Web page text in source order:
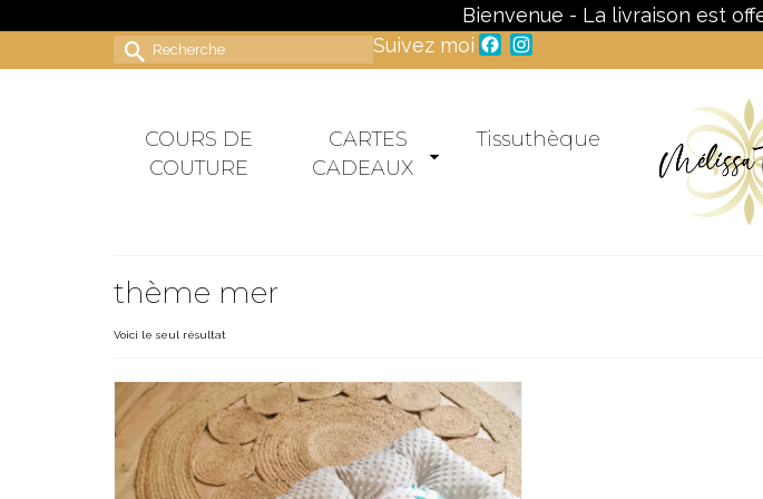
Bienvenue - La livraison est
Suivez moi Facebook
Rechercher :
COURS DE
COUTURE
CARTES
CADEAUX
Tissuthèque
thème mer
Voici le seul résultat